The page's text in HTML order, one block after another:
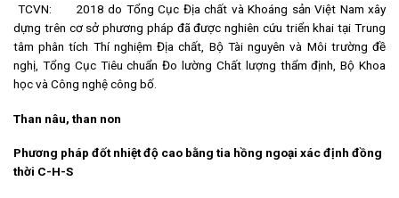
TCVN: 2018 do Tổng Cục Địa chất và Khoáng sản Việt Nam xây
dựng trên cơ sở phương pháp đã được nghiên cứu triển khai tại Trung
tâm phân tích Thí nghiệm Địa chất, Bộ Tài nguyên và Môi trường đề
nghị, Tổng Cục Tiêu chuẩn Đo lường Chất lượng thẩm định, Bộ Khoa
học và Công nghệ công bố.
Than nâu, than non
Phương pháp đốt nhiệt độ cao bằng tia hồng ngoại xác định đồng
thời C-H-S